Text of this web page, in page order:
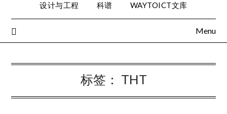
设计与工程 科谱 WAYTOICT文库
Menu
标签： THT